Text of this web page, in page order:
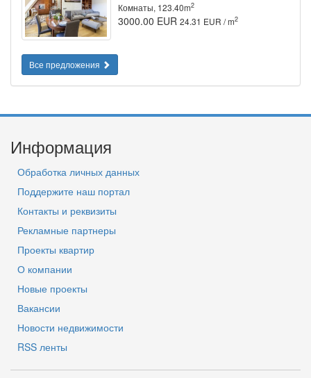
Комнаты, 123.40m2
3000.00 EUR 24.31 EUR / m2
Все предложения
Информация
Обработка личных данных
Поддержите наш портал
Контакты и реквизиты
Рекламные партнеры
Проекты квартир
О компании
Новые проекты
Вакансии
Новости недвижимости
RSS ленты